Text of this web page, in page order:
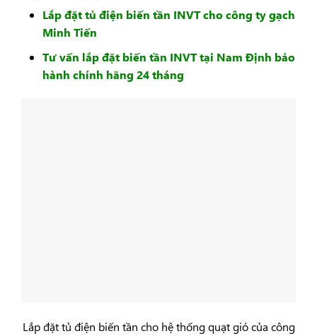
Lắp đặt tủ điện biến tần INVT cho công ty gạch
Minh Tiến
Tư vấn lắp đặt biến tần INVT tại Nam Định bảo
hành chính hãng 24 tháng
Lắp đặt tủ điện biến tần cho hệ thống quạt gió của công